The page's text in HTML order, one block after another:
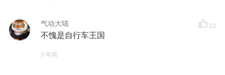
气动大喵 22
不愧是自行车王国
3 年前